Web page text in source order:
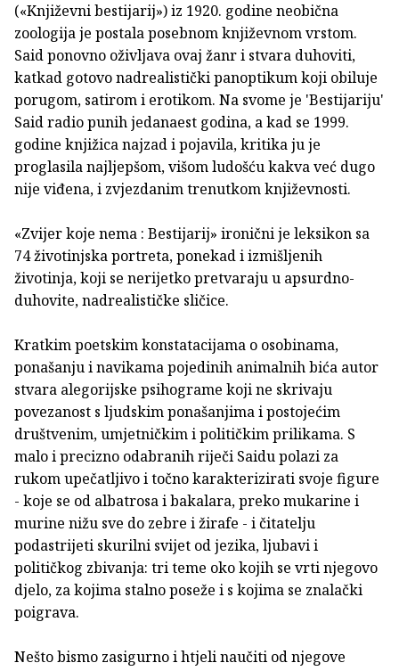
(«Književni bestijarij») iz 1920. godine neobična
zoologija je postala posebnom književnom vrstom.
Said ponovno oživljava ovaj žanr i stvara duhoviti,
katkad gotovo nadrealistički panoptikum koji obiluje
porugom, satirom i erotikom. Na svome je 'Bestijariju'
Said radio punih jedanaest godina, a kad se 1999.
godine knjižica najzad i pojavila, kritika ju je
proglasila najljepšom, višom ludošću kakva već dugo
nije viđena, i zvjezdanim trenutkom književnosti.
«Zvijer koje nema : Bestijarij» ironični je leksikon sa
74 životinjska portreta, ponekad i izmišljenih
životinja, koji se nerijetko pretvaraju u apsurdno-
duhovite, nadrealističke sličice.
Kratkim poetskim konstatacijama o osobinama,
ponašanju i navikama pojedinih animalnih bića autor
stvara alegorijske psihograme koji ne skrivaju
povezanost s ljudskim ponašanjima i postojećim
društvenim, umjetničkim i političkim prilikama. S
malo i precizno odabranih riječi Saidu polazi za
rukom upečatljivo i točno karakterizirati svoje figure
- koje se od albatrosa i bakalara, preko mukarine i
murine nižu sve do zebre i žirafe - i čitatelju
podastrijeti skurilni svijet od jezika, ljubavi i
političkog zbivanja: tri teme oko kojih se vrti njegovo
djelo, za kojima stalno poseže i s kojima se znalački
poigrava.
Nešto bismo zasigurno i htjeli naučiti od njegove